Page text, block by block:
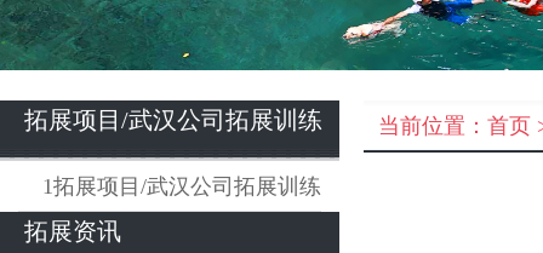
拓展项目/武汉公司拓展训练
1拓展项目/武汉公司拓展训练
拓展资讯
当前位置： 首页